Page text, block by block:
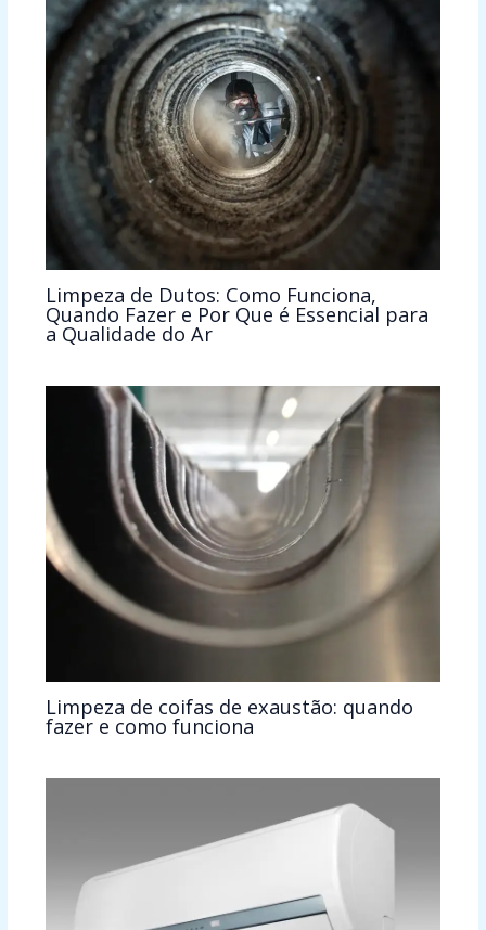
Limpeza de Dutos: Como Funciona,
Quando Fazer e Por Que é Essencial para
a Qualidade do Ar
Limpeza de coifas de exaustão: quando
fazer e como funciona